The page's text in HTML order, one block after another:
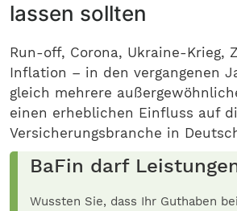
lassen sollten
Run-off, Corona, Ukraine-Krieg,
Inflation – in den vergangenen
gleich mehrere
einen erheblichen Einfluss auf
Versicherungsbranche in
BaFin darf
Wussten Sie, dass Ihr Guthaben